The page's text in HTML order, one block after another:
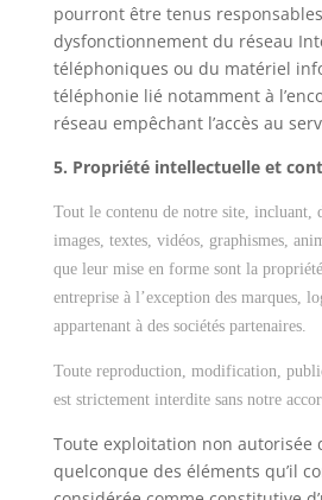
pourront être tenus
dysfonctionnement du réseau
téléphoniques ou du matériel
téléphonie lié notamment à
réseau empêchant l’accès au
5. Propriété intellectuelle et
Tout le contenu de notre site, incluant,
images, textes, vidéos, graphismes,
que leur mise en forme sont la
entreprise à l’exception des marques,
appartenant à des sociétés partenaires.
Toute reproduction, modification,
est strictement interdite sans notre
Toute exploitation non autorisée
quelconque des éléments qu’il